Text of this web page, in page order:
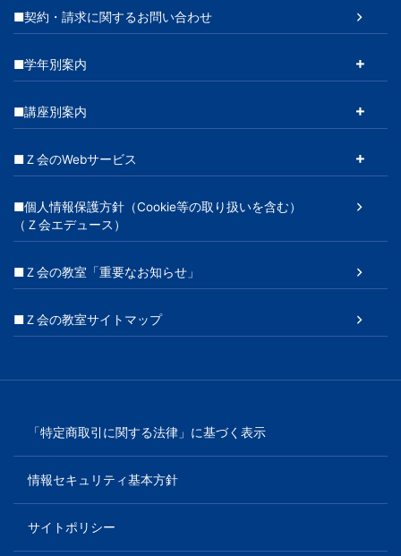
■契約・請求に関するお問い合わせ
■学年別案内
■講座別案内
■Ｚ会のWebサービス
■個人情報保護方針（Cookie等の取り扱いを含む）
（Ｚ会エデュース）
■Ｚ会の教室「重要なお知らせ」
■Ｚ会の教室サイトマップ
「特定商取引に関する法律」に基づく表示
情報セキュリティ基本方針
サイトポリシー